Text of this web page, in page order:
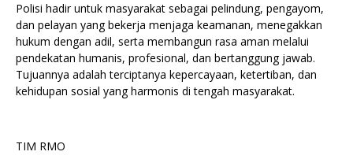
Polisi hadir untuk masyarakat sebagai pelindung, pengayom,
dan pelayan yang bekerja menjaga keamanan, menegakkan
hukum dengan adil, serta membangun rasa aman melalui
pendekatan humanis, profesional, dan bertanggung jawab.
Tujuannya adalah terciptanya kepercayaan, ketertiban, dan
kehidupan sosial yang harmonis di tengah masyarakat.
TIM RMO